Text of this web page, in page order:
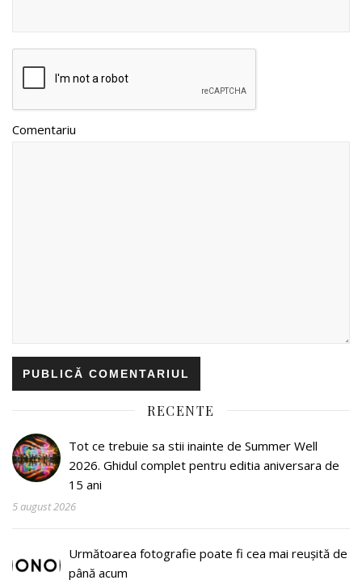
Comentariu
RECENTE
Tot ce trebuie sa stii inainte de Summer Well
2026. Ghidul complet pentru editia aniversara de
15 ani
5 august 2026
Următoarea fotografie poate fi cea mai reușită de
până acum